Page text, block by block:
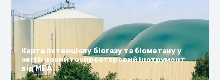
Карта потенціалу біогазу та біометану у
світі: новий геопросторовий інструмент
від МЕА